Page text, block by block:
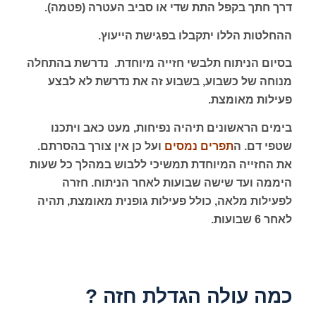
דרך חתך בקפל התת שדי או סביב העטרה (פטמה).
ההחלטות הללו יתקבלו בפגישת הייעוץ.
בסיום הניתוח תלבשי חזייה מיוחדת. נדרשת בהתחלה
מנוחה של כשבוע, בשבוע זה את נדרשת לא לבצע
פעילות מאומצת.
בימים הראשונים תיהיה נפיחות, מעט כאב ויתכנו
שטפי דם. התפרים נמסים ועל כן אין צורך בהסרתם.
את החזייה המיוחדת תמשיכי ללבוש במהלך כל שעות
היממה ועד שישה שבועות לאחר הניתוח. חזרה
לפעילות מלאה, כולל פעילות גופנית מאומצת, תהיה
לאחר 6 שבועות.
כמה עולה הגדלת חזה ?